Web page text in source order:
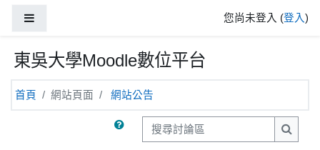
您尚未登入 (登入 )
東吳大學Moodle數位平台
首頁 網站頁面 網站公告
搜尋討論區
搜尋討